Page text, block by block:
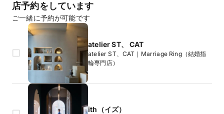
店予約をしています
ご一緒に予約が可能です
atelier ST、 CAT
atelier ST、CAT｜Marriage Ring（結婚指
輪専門店）
ith（イズ）